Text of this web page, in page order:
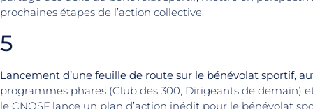
prochaines étapes de l’action collective.
5
Lancement d’une feuille de route sur le bénévolat sportif,
programmes phares (Club des 300, Dirigeants de demain)
le CNOSF lance un plan d’action inédit pour le bénévolat